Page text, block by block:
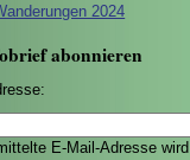
2024
abonnieren
E-Mail-Adresse wird